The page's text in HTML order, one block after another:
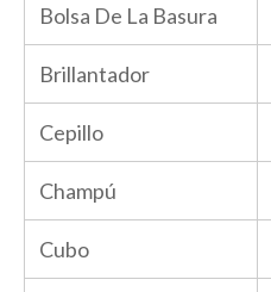
Bolsa De La Basura
Brillantador
Cepillo
Champú
Cubo